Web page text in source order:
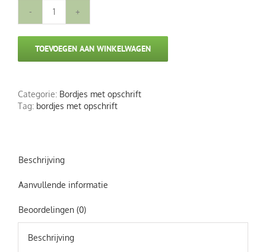
Metalen
Coq
aantal
TOEVOEGEN AAN WINKELWAGEN
Categorie: Bordjes met opschrift
Tag: bordjes met opschrift
Beschrijving
Aanvullende informatie
Beoordelingen (0)
Beschrijving